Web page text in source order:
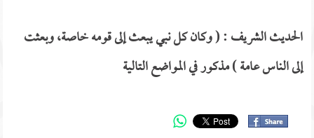
الحديث الشريف : ( وكان كل نبي يبعث إلى قومه خاصة، وبعثت
إلى الناس عامة ) مذكور في المواضع التالية